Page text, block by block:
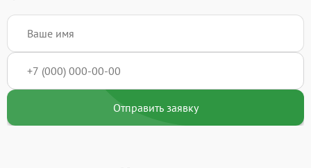
Отправить заявку